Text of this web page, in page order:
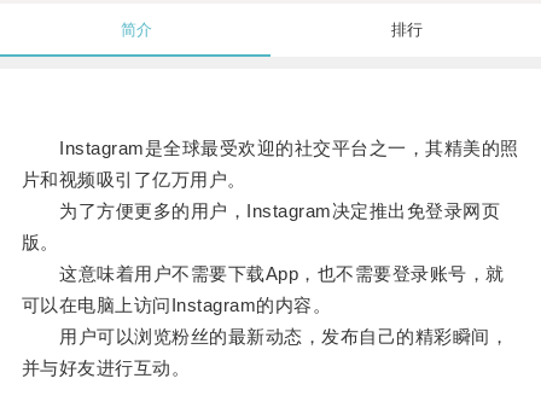
简介 排行
Instagram是全球最受欢迎的社交平台之一，其精美的照
片和视频吸引了亿万用户。
为了方便更多的用户，Instagram决定推出免登录网页
版。
这意味着用户不需要下载App，也不需要登录账号，就
可以在电脑上访问Instagram的内容。
用户可以浏览粉丝的最新动态，发布自己的精彩瞬间，
并与好友进行互动。